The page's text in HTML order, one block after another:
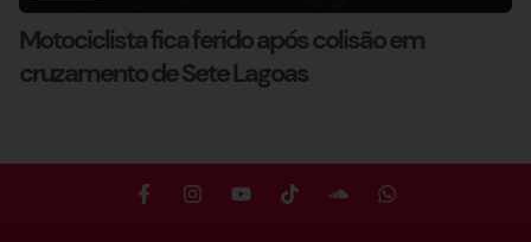
Motociclista fica ferido após colisão em
cruzamento de Sete Lagoas